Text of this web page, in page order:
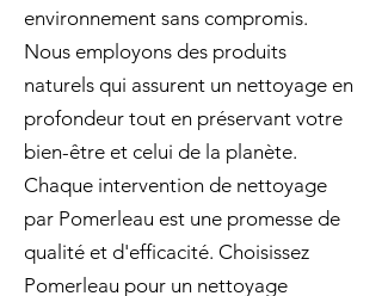
environnement sans compromis.
Nous employons des produits
naturels qui assurent un nettoyage en
profondeur tout en préservant votre
bien-être et celui de la planète.
Chaque intervention de nettoyage
par Pomerleau est une promesse de
qualité et d'efficacité. Choisissez
Pomerleau pour un nettoyage